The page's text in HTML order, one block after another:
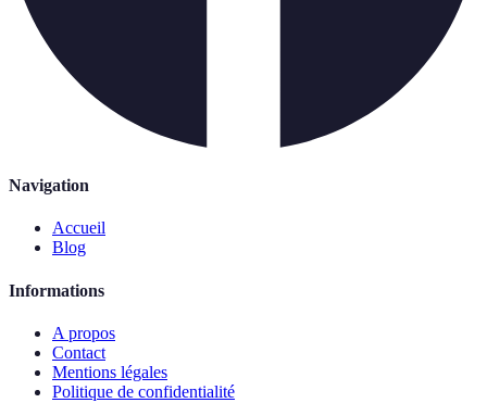
Navigation
Accueil
Blog
Informations
A propos
Contact
Mentions légales
Politique de confidentialité